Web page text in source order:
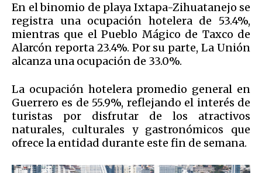
En el binomio de playa Ixtapa-Zihuatanejo se
registra una ocupación hotelera de 53.4%,
mientras que el Pueblo Mágico de Taxco de
Alarcón reporta 23.4%. Por su parte, La Unión
alcanza una ocupación de 33.0%.
La ocupación hotelera promedio general en
Guerrero es de 55.9%, reflejando el interés de
turistas por disfrutar de los atractivos
naturales, culturales y gastronómicos que
ofrece la entidad durante este fin de semana.